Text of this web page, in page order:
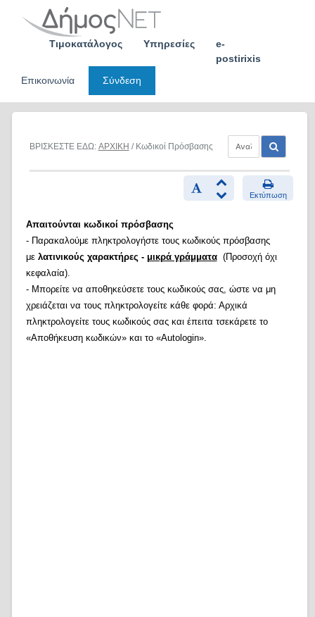
Τιμοκατάλογος Υπηρεσίες
e-
postirixis
Επικοινωνία
Σύνδεση
ΒΡΙΣΚΕΣΤΕ ΕΔΩ: ΑΡΧΙΚΗ / Κωδικοί Πρόσβασης
Εκτύπωση
Απαιτούνται κωδικοί πρόσβασης
- Παρακαλούμε πληκτρολογήστε τους κωδικούς πρόσβασης
με λατινικούς χαρακτήρες - μικρά γράμματα(Προσοχή όχι
κεφαλαία).
- Μπορείτε να αποθηκεύσετε τους κωδικούς σας, ώστε να μη
χρειάζεται να τους πληκτρολογείτε κάθε φορά: Αρχικά
πληκτρολογείτε τους κωδικούς σας και έπειτα τσεκάρετε το
«Αποθήκευση κωδικών» και το «Autologin».